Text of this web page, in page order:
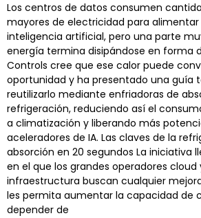
Los centros de datos consumen
mayores de electricidad para alimentar
inteligencia artificial, pero una parte
energía termina disipándose en forma
Controls cree que ese calor puede
oportunidad y ha presentado una guía
reutilizarlo mediante enfriadoras de
refrigeración, reduciendo así el
a climatización y liberando más
aceleradores de IA. Las claves de la
absorción en 20 segundos La iniciativa
en el que los grandes operadores cloud
infraestructura buscan cualquier
les permita aumentar la capacidad de
depender de